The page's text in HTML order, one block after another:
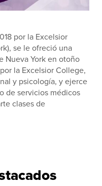
por la Excelsior
se le ofreció una
Nueva York en otoño
la Excelsior College,
y psicología, y ejerce
de servicios médicos
clases de